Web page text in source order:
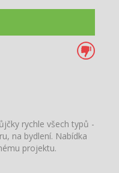
rychle všech typů -
na bydlení. Nabídka
projektu.